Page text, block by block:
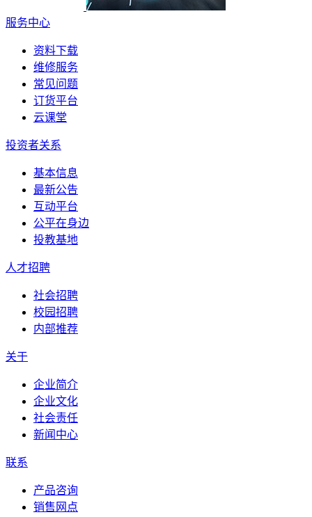
服务中心
资料下载
维修服务
常见问题
订货平台
云课堂
投资者关系
基本信息
最新公告
互动平台
公平在身边
投教基地
人才招聘
社会招聘
校园招聘
内部推荐
关于
企业简介
企业文化
社会责任
新闻中心
联系
产品咨询
销售网点